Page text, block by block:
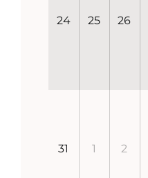
24 25 26
31 1 2